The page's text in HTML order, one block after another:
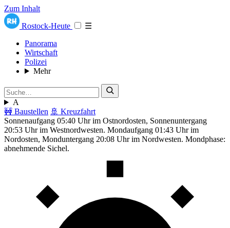
Zum Inhalt
Rostock-Heute
☰
Panorama
Wirtschaft
Polizei
Mehr
A
🚧 Baustellen 🚢 Kreuzfahrt
Sonnenaufgang 05:40 Uhr im Ostnordosten, Sonnenuntergang
20:53 Uhr im Westnordwesten. Mondaufgang 01:43 Uhr im
Nordosten, Monduntergang 20:08 Uhr im Nordwesten. Mondphase:
abnehmende Sichel.